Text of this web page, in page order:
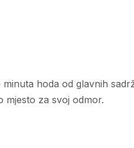
hoda od glavnih
mjesto za svoj odmor.